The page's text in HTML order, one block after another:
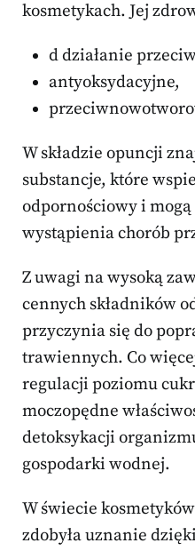
kosmetykach. Jej
d działanie
antyoksydacyjne,
W składzie opuncji
substancje, które
odpornościowy i
wystąpienia chorób
Z uwagi na wysoką
cennych składników
przyczynia się do
trawiennych. Co
regulacji poziomu
moczopędne
detoksykacji
gospodarki wodnej.
W świecie
zdobyła uznanie